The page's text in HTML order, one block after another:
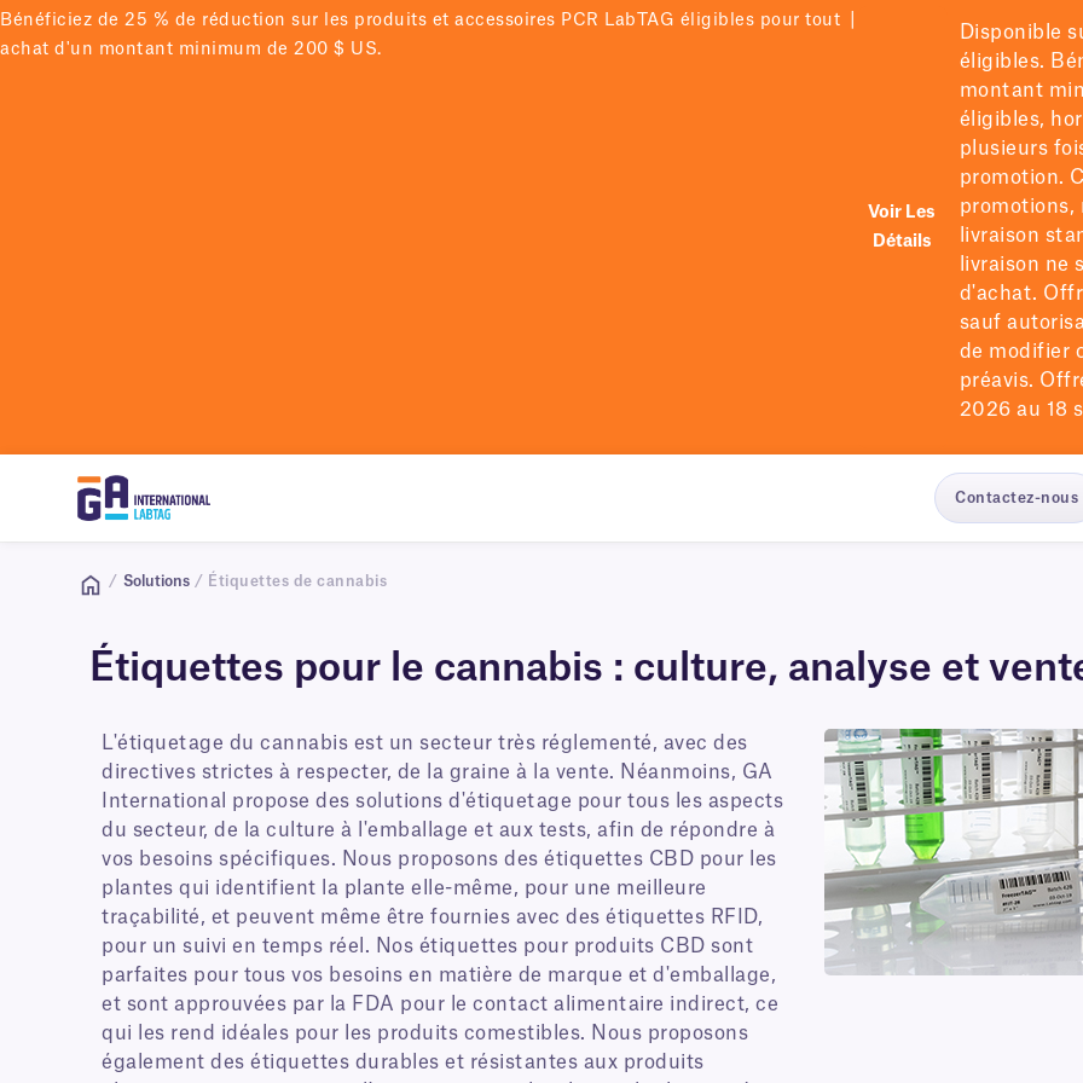
Bénéficiez de 25 % de réduction sur les produits et accessoires PCR LabTAG éligibles pour tout
achat d'un montant minimum de 200 $ US.
Voir Les
Détails
Disponible
éligibles.
montant
éligibles,
plusieurs
promotion.
promotions,
livraison
livraison ne
d'achat.
sauf
de modifier
préavis.
2026 au 18
Contactez-nous
/ Solutions / Étiquettes de cannabis
Étiquettes pour le cannabis : culture, analyse et
L'étiquetage du cannabis est un secteur très réglementé, avec des
directives strictes à respecter, de la graine à la vente. Néanmoins, GA
International propose des solutions d'étiquetage pour tous les aspects
du secteur, de la culture à l'emballage et aux tests, afin de répondre à
vos besoins spécifiques. Nous proposons des étiquettes CBD pour les
plantes qui identifient la plante elle-même, pour une meilleure
traçabilité, et peuvent même être fournies avec des étiquettes RFID,
pour un suivi en temps réel. Nos étiquettes pour produits CBD sont
parfaites pour tous vos besoins en matière de marque et d'emballage,
et sont approuvées par la FDA pour le contact alimentaire indirect, ce
qui les rend idéales pour les produits comestibles. Nous proposons
également des étiquettes durables et résistantes aux produits